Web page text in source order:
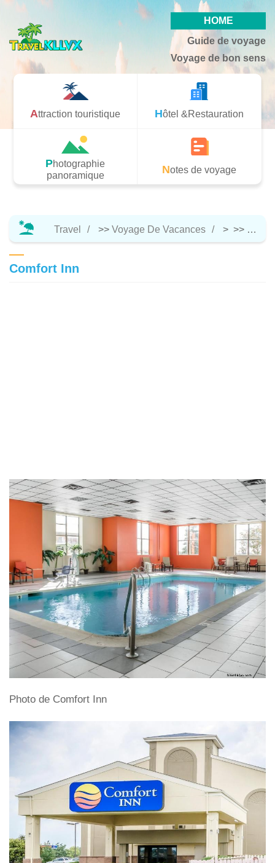
HOME
Guide de voyage
Voyage de bon sens
Attraction touristique Hôtel &Restauration
Photographie
panoramique
Notes de voyage
Travel >> Voyage De Vacances > >> Hôtel
Comfort Inn
Photo de Comfort Inn